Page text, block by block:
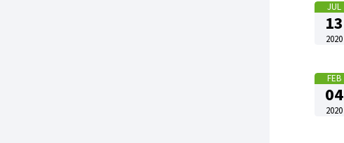
JUL
13
2020
FEB
04
2020